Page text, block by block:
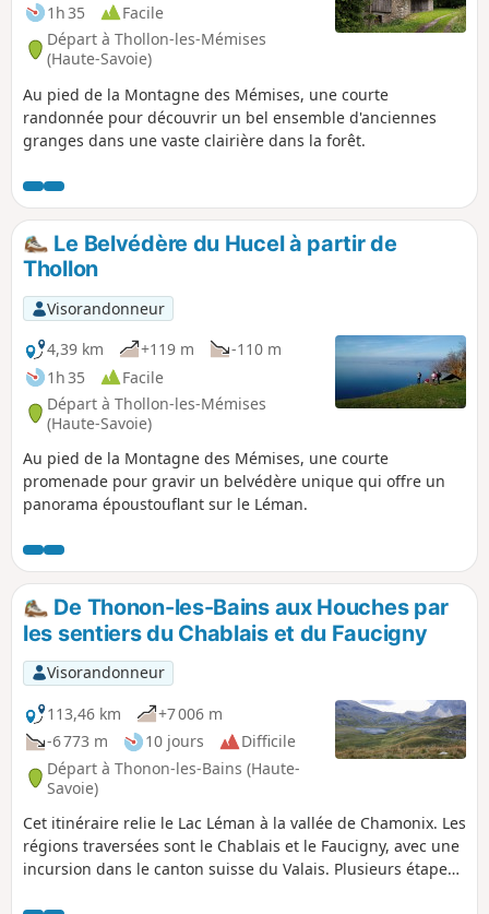
1h 35
Facile
Départ à Thollon-les-Mémises
(Haute-Savoie)
Au pied de la Montagne des Mémises, une courte
randonnée pour découvrir un bel ensemble d'anciennes
granges dans une vaste clairière dans la forêt.
Le Belvédère du Hucel à partir de
Thollon
Visorandonneur
4,39 km
+119 m
-110 m
1h 35
Facile
Départ à Thollon-les-Mémises
(Haute-Savoie)
Au pied de la Montagne des Mémises, une courte
promenade pour gravir un belvédère unique qui offre un
panorama époustouflant sur le Léman.
De Thonon-les-Bains aux Houches par
les sentiers du Chablais et du Faucigny
Visorandonneur
113,46 km
+7 006 m
-6 773 m
10 jours
Difficile
Départ à Thonon-les-Bains (Haute-
Savoie)
Cet itinéraire relie le Lac Léman à la vallée de Chamonix. Les
régions traversées sont le Chablais et le Faucigny, avec une
incursion dans le canton suisse du Valais. Plusieurs étapes